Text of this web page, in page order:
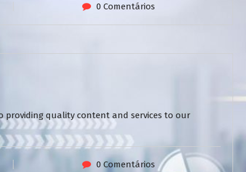
0 Comentários
providing quality content and services to our
0 Comentários